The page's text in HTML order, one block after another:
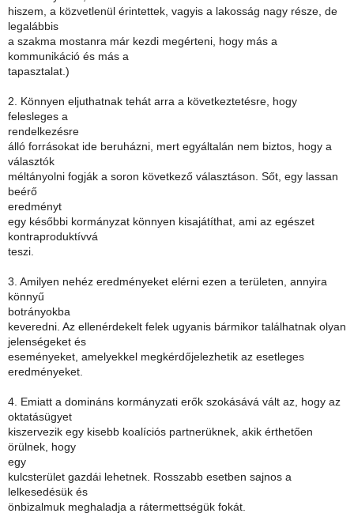
hiszem, a közvetlenül érintettek, vagyis a lakosság nagy része, de
legalábbis
a szakma mostanra már kezdi megérteni, hogy más a
kommunikáció és más a
tapasztalat.)
2. Könnyen eljuthatnak tehát arra a következtetésre, hogy
felesleges a
rendelkezésre
álló forrásokat ide beruházni, mert egyáltalán nem biztos, hogy a
választók
méltányolni fogják a soron következő választáson. Sőt, egy lassan
beérő
eredményt
egy későbbi kormányzat könnyen kisajátíthat, ami az egészet
kontraproduktívvá
teszi.
3. Amilyen nehéz eredményeket elérni ezen a területen, annyira
könnyű
botrányokba
keveredni. Az ellenérdekelt felek ugyanis bármikor találhatnak olyan
jelenségeket és
eseményeket, amelyekkel megkérdőjelezhetik az esetleges
eredményeket.
4. Emiatt a domináns kormányzati erők szokásává vált az, hogy az
oktatásügyet
kiszervezik egy kisebb koalíciós partnerüknek, akik érthetően
örülnek, hogy
egy
kulcsterület gazdái lehetnek. Rosszabb esetben sajnos a
lelkesedésük és
önbizalmuk meghaladja a rátermettségük fokát.